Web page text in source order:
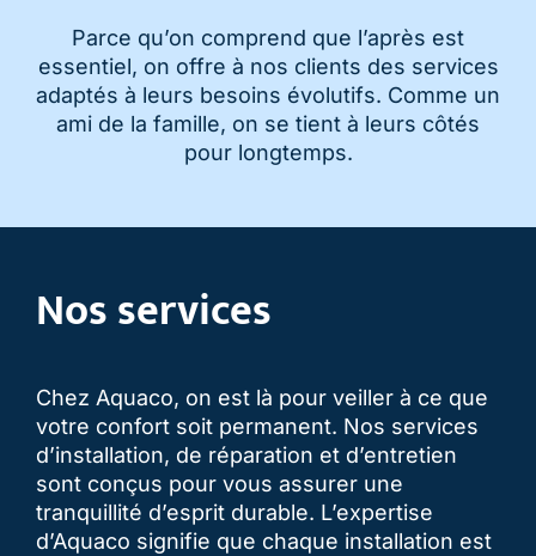
Parce qu’on comprend que l’après est
essentiel, on offre à nos clients des services
adaptés à leurs besoins évolutifs. Comme un
ami de la famille, on se tient à leurs côtés
pour longtemps.
Nos services
Chez Aquaco, on est là pour veiller à ce que
votre confort soit permanent. Nos services
d’installation, de réparation et d’entretien
sont conçus pour vous assurer une
tranquillité d’esprit durable. L’expertise
d’Aquaco signifie que chaque installation est